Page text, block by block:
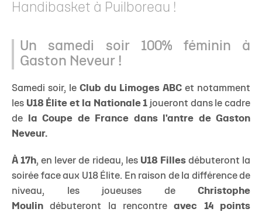
Handibasket à Puilboreau !
Un samedi soir 100% féminin à
Gaston Neveur !
Samedi soir, le Club du Limoges ABC et notamment
les U18 Élite et la Nationale 1 joueront dans le cadre
de
la Coupe de France dans l'antre de Gaston
Neveur.
À 17h, en lever de rideau, lesU18 Filles débuteront la
soirée face aux U18 Élite. En raison de la différence de
niveau, les joueuses de Christophe
Moulin débuteront la rencontreavec 14 points